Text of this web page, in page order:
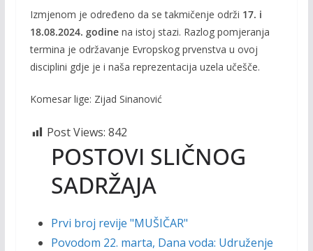
Izmjenom je određeno da se takmičenje održi 17. i
18.08.2024. godinena istoj stazi. Razlog pomjeranja
termina je održavanje Evropskog prvenstva u ovoj
disciplini gdje je i naša reprezentacija uzela učešče.
Komesar lige: Zijad Sinanović
Post Views: 842
POSTOVI SLIČNOG
SADRŽAJA
Prvi broj revije "MUŠIČAR"
Povodom 22. marta, Dana voda: Udruženje